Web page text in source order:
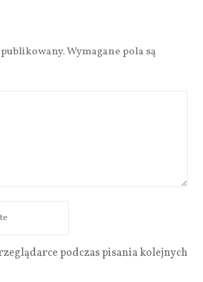
Wymagane pola są
podczas pisania kolejnych